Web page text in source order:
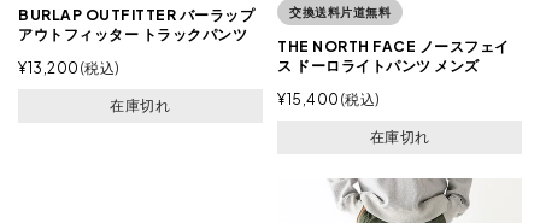
BURLAP OUTFITTER バーラップ
アウトフィッター トラックパンツ
¥13,200 税込
在庫切れ
交換送料片道無料
THE NORTH FACE ノースフェイ
ス ドーロライトパンツ メンズ
¥15,400 税込
在庫切れ